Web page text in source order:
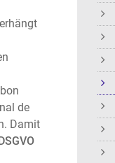
de
Damit